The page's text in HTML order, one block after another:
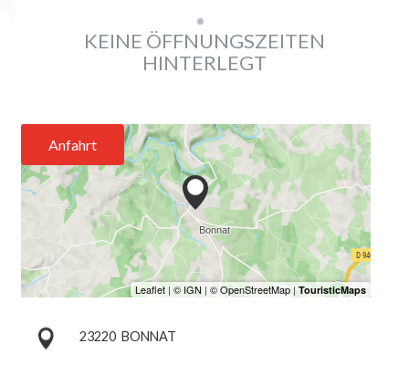
KEINE ÖFFNUNGSZEITEN
HINTERLEGT
Anfahrt
23220 BONNAT